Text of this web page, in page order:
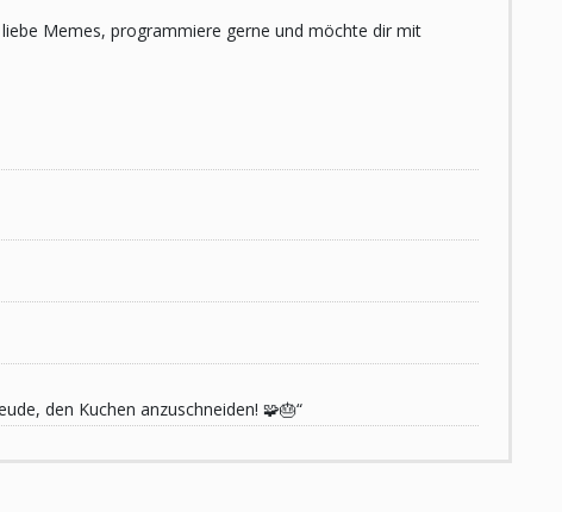
Memes, programmiere gerne und möchte dir mit
den Kuchen anzuschneiden! 🧩🎂“